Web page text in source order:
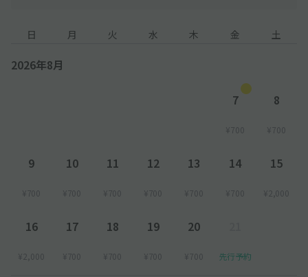
日 月 火 水 木 金 土
2026年8月
7
¥700
8
¥700
9
¥700
10
¥700
11
¥700
12
¥700
13
¥700
14
¥700
15
¥2,000
16
¥2,000
17
¥700
18
¥700
19
¥700
20
¥700 先行予約